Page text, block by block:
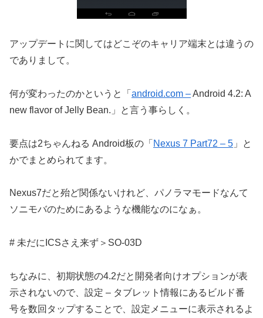
アップデートに関してはどこぞのキャリア端末とは違うの
でありまして。
何が変わったのかというと「 android.com –Android 4.2: A
new flavor of Jelly Bean.」と言う事らしく。
要点は2ちゃんねる Android板の「 Nexus 7 Part72 – 5 」と
かでまとめられてます。
Nexus7だと殆ど関係ないけれど、パノラマモードなんて
ソニモバのためにあるような機能なのになぁ。
# 未だにICSさえ来ず＞SO-03D
ちなみに、初期状態の4.2だと開発者向けオプションが表
示されないので、設定 – タブレット情報にあるビルド番
号を数回タップすることで、設定メニューに表示されるよ